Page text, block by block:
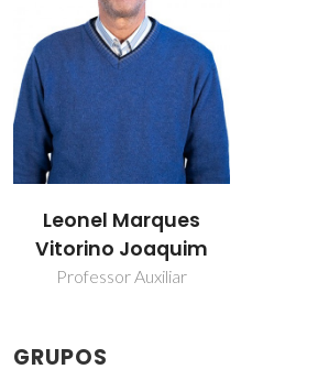
Leonel Marques
Vitorino Joaquim
Professor Auxiliar
GRUPOS